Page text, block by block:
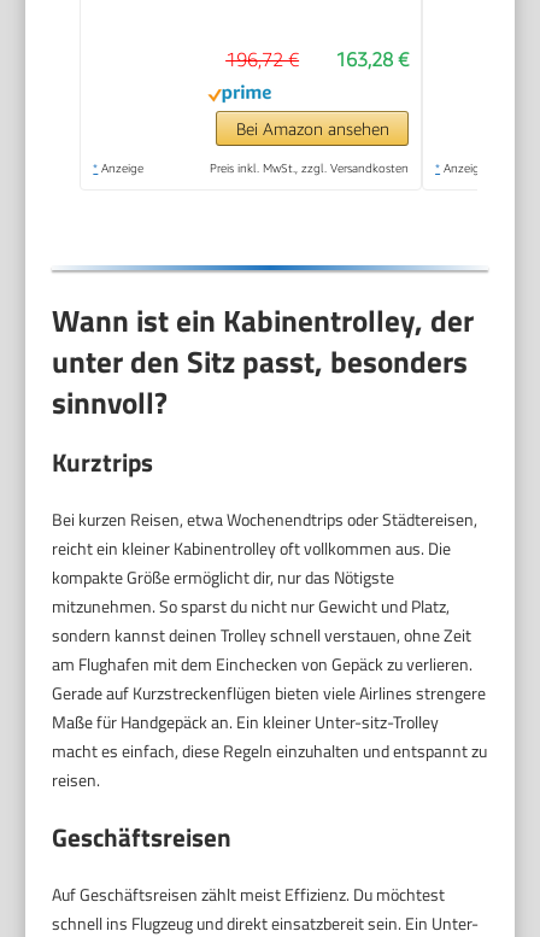
163,28 €
196,72 €
Bei Amazon ansehen
* Anzeige Preis inkl. MwSt., zzgl. Versandkosten * Anzeige
Wann ist ein Kabinentrolley, der
unter den Sitz passt, besonders
sinnvoll?
Kurztrips
Bei kurzen Reisen, etwa Wochenendtrips oder Städtereisen,
reicht ein kleiner Kabinentrolley oft vollkommen aus. Die
kompakte Größe ermöglicht dir, nur das Nötigste
mitzunehmen. So sparst du nicht nur Gewicht und Platz,
sondern kannst deinen Trolley schnell verstauen, ohne Zeit
am Flughafen mit dem Einchecken von Gepäck zu verlieren.
Gerade auf Kurzstreckenflügen bieten viele Airlines strengere
Maße für Handgepäck an. Ein kleiner Unter-sitz-Trolley
macht es einfach, diese Regeln einzuhalten und entspannt zu
reisen.
Geschäftsreisen
Auf Geschäftsreisen zählt meist Effizienz. Du möchtest
schnell ins Flugzeug und direkt einsatzbereit sein. Ein Unter-